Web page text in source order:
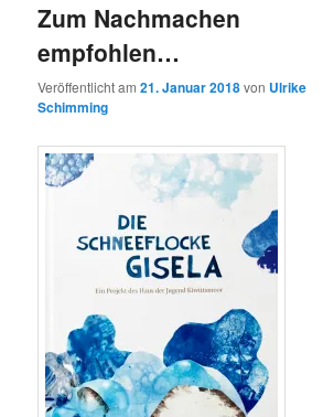
Zum Nachmachen
empfohlen…
Veröffentlicht am21. Januar 2018von Ulrike
Schimming